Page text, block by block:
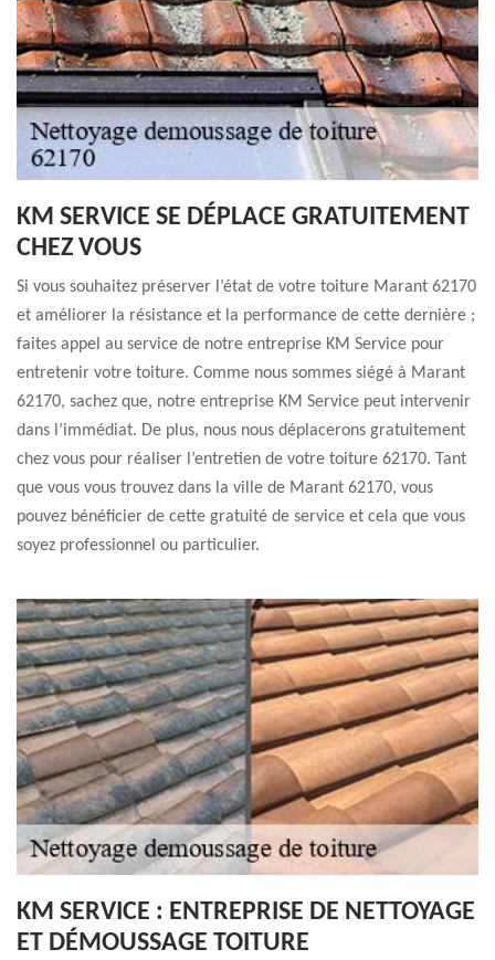
KM SERVICE SE DÉPLACE GRATUITEMENT
CHEZ VOUS
Si vous souhaitez préserver l’état de votre toiture Marant 62170
et améliorer la résistance et la performance de cette dernière ;
faites appel au service de notre entreprise KM Service pour
entretenir votre toiture. Comme nous sommes siégé à Marant
62170, sachez que, notre entreprise KM Service peut intervenir
dans l’immédiat. De plus, nous nous déplacerons gratuitement
chez vous pour réaliser l’entretien de votre toiture 62170. Tant
que vous vous trouvez dans la ville de Marant 62170, vous
pouvez bénéficier de cette gratuité de service et cela que vous
soyez professionnel ou particulier.
KM SERVICE : ENTREPRISE DE NETTOYAGE
ET DÉMOUSSAGE TOITURE